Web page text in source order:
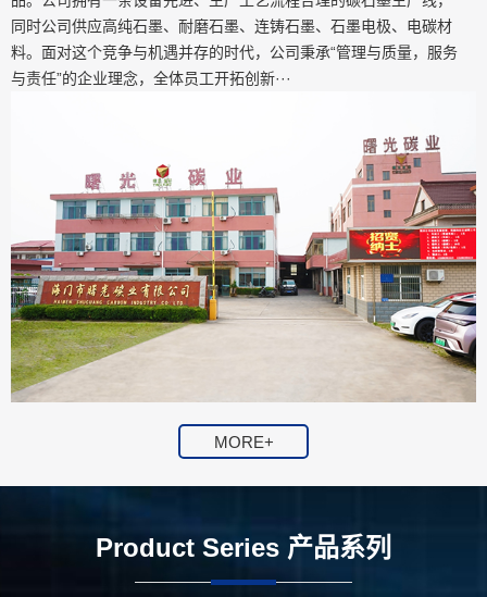
同时公司供应高纯石墨、耐磨石墨、连铸石墨、石墨电极、电碳材
料。面对这个竞争与机遇并存的时代，公司秉承“管理与质量，服务
与责任”的企业理念，全体员工开拓创新···
MORE+
Product Series 产品系列